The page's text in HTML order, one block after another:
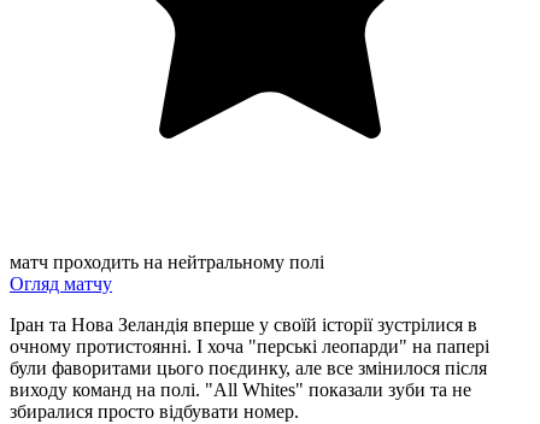
матч проходить на нейтральному полі
Огляд матчу
Іран та Нова Зеландія вперше у своїй історії зустрілися в
очному протистоянні. І хоча "перські леопарди" на папері
були фаворитами цього поєдинку, але все змінилося після
виходу команд на полі. "All Whites" показали зуби та не
збиралися просто відбувати номер.